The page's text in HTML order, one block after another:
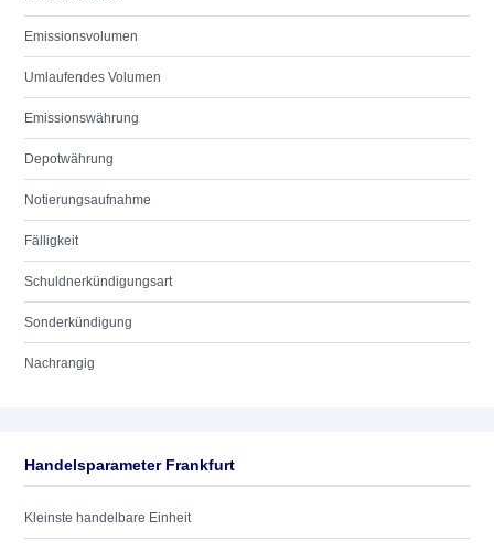
Emissionsvolumen
Umlaufendes Volumen
Emissionswährung
Depotwährung
Notierungsaufnahme
Fälligkeit
Schuldnerkündigungsart
Sonderkündigung
Nachrangig
Handelsparameter Frankfurt
Kleinste handelbare Einheit